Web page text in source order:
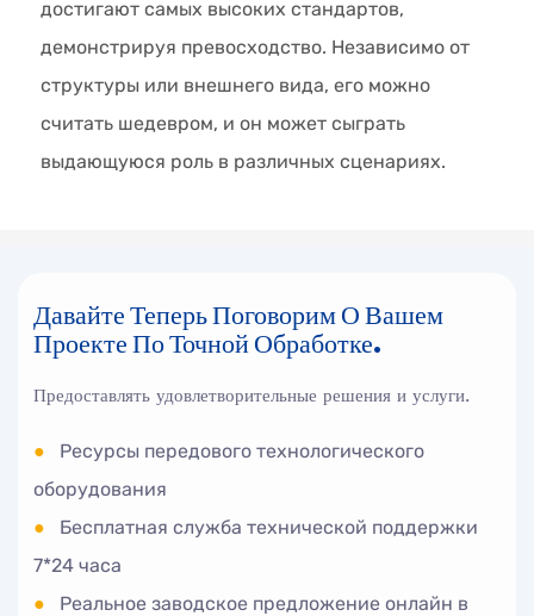
достигают самых высоких стандартов,
демонстрируя превосходство. Независимо от
структуры или внешнего вида, его можно
считать шедевром, и он может сыграть
выдающуюся роль в различных сценариях.
Давайте Теперь Поговорим О Вашем
Проекте По Точной Обработке.
Предоставлять удовлетворительные решения и услуги.
●
Ресурсы передового технологического
оборудования
●
Бесплатная служба технической поддержки
7*24 часа
●
Реальное заводское предложение онлайн в